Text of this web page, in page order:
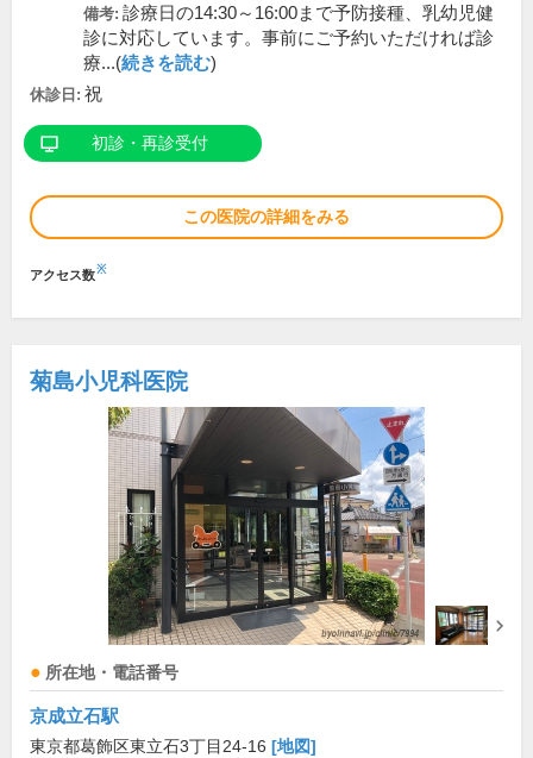
備考: 診療日の14:30～16:00まで予防接種、乳幼児健
診に対応しています。事前にご予約いただければ診
療...(続きを読む)
休診日: 祝
初診・再診受付
この医院の詳細をみる
アクセス数※
菊島小児科医院
所在地・電話番号
京成立石駅
東京都葛飾区東立石3丁目24-16 [地図]